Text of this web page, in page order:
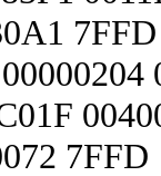
7FFD
7FFD